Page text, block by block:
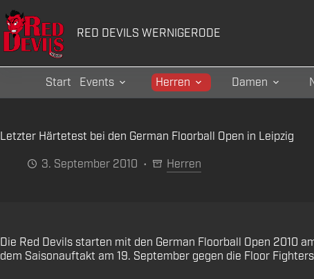
Zum
Inhalt
springen
RED DEVILS WERNIGERODE
Start Events Herren Damen
Letzter Härtetest bei den German Floorball Open in Leipzig
3. September 2010
Herren
Die Red Devils starten mit den German Floorball Open 2010
dem Saisonauftakt am 19. September gegen die Floor